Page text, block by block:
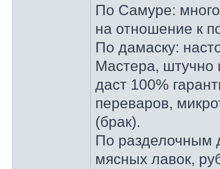
По Самуре: много
на отношение к
По дамаску:
Мастера, штучно
даст 100%
переваров,
(брак).
По разделочным
мясных лавок,